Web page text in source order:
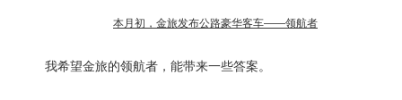
本月初，金旅发布公路豪华客车——领航者
我希望金旅的领航者，能带来一些答案。